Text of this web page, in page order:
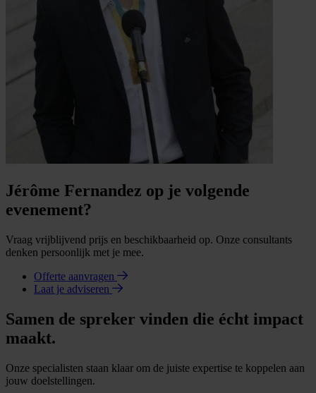
Jérôme Fernandez op je volgende
evenement?
Vraag vrijblijvend prijs en beschikbaarheid op. Onze consultants
denken persoonlijk met je mee.
Offerte aanvragen
Laat je adviseren
Samen de spreker vinden die écht impact
maakt.
Onze specialisten staan klaar om de juiste expertise te koppelen aan
jouw doelstellingen.